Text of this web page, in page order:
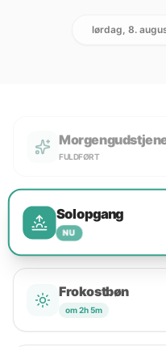
lørdag, 8.
FULDFØRT
Solopgang
NU
Frokostbøn
om 2h 5m